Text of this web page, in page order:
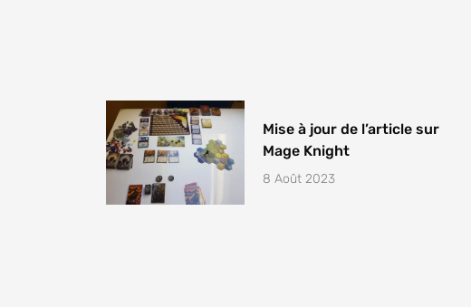
Mise à jour de l’article sur
Mage Knight
8 Août 2023